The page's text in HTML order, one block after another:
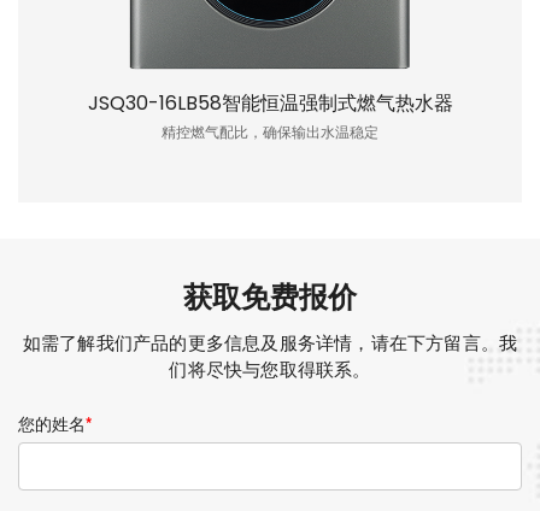
JSQ30-16LB58智能恒温强制式燃气热水器
精控燃气配比，确保输出水温稳定
获取免费报价
如需了解我们产品的更多信息及服务详情，请在下方留言。我
们将尽快与您取得联系。
您的姓名*